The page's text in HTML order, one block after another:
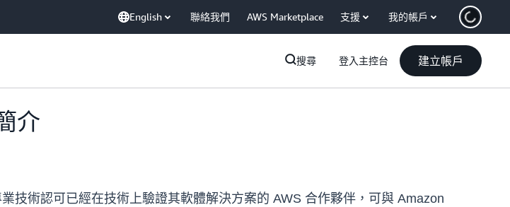
English 聯絡我們 AWS Marketplace 支援 我的帳戶
搜尋 登入主控台 建立帳戶
介
技術認可已經在技術上驗證其軟體解決方案的 AWS 合作夥伴，可與 Amazon